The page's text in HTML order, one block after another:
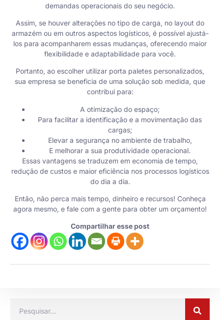
demandas operacionais do seu negócio.
Assim, se houver alterações no tipo de carga, no layout do
armazém ou em outros aspectos logísticos, é possível ajustá-
los para acompanharem essas mudanças, oferecendo maior
flexibilidade e adaptabilidade para você.
Portanto, ao escolher utilizar porta paletes personalizados,
sua empresa se beneficia de uma solução sob medida, que
contribui para:
A otimização do espaço;
Para facilitar a identificação e a movimentação das
cargas;
Elevar a segurança no ambiente de trabalho,
E melhorar a sua produtividade operacional.
Essas vantagens se traduzem em economia de tempo,
redução de custos e maior eficiência nos processos logísticos
do dia a dia.
Então, não perca mais tempo, dinheiro e recursos! Conheça
agora mesmo, e fale com a gente para obter um orçamento!
Compartilhar esse post